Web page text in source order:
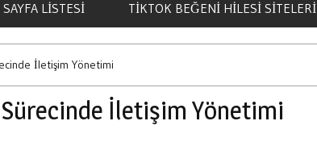
SAYFA LISTESI TIKTOK BEĞENI HILESI SITELERI
İletişim Yönetimi
İletişim Yönetimi